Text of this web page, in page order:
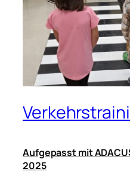
Aufgepasst mit
2025